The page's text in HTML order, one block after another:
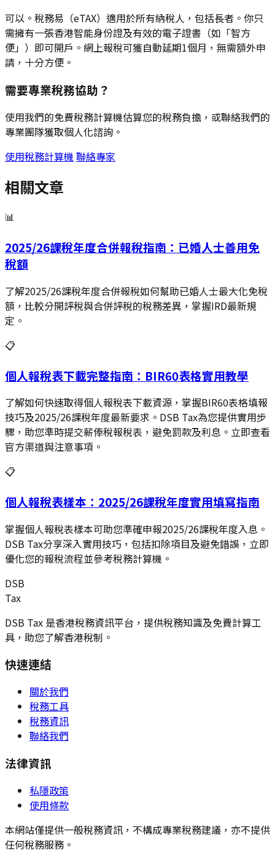
可以。稅務易（eTAX）適用於所有納稅人，包括長者。你只
需擁有一張香港智能身份證及有效的電子證書（如「智方
便」）即可開戶。網上報稅可獲自動延期1個月，無需額外申
請，十分方便。
需要專業稅務協助？
使用我們的免費稅務計算機估算您的稅務負擔，或聯絡我們的
專業團隊獲取個人化諮詢。
使用稅務計算機 聯絡專家
相關文章
📊
2025/26課稅年度合併報稅指南：已婚人士善用免
稅額
了解2025/26課稅年度合併報稅如何幫助已婚人士最大化免稅
額，比較分開評稅與合併評稅的稅務差異，掌握IRD最新規
定。
📋
個人報稅表下載完整指南：BIR60表格實用教學
了解如何快速取得個人報稅表下載資源，掌握BIR60表格填報
技巧及2025/26課稅年度最新要求。DSB Tax為您提供實用步
驟，助您準時提交薪俸稅報稅表，避免罰款及利息。立即查看
官方渠道與注意事項。
📋
個人報稅表樣本：2025/26課稅年度實用填寫指南
掌握個人報稅表樣本可助您準確申報2025/26課稅年度入息。
DSB Tax分享深入實用技巧，包括扣除項目及避免錯誤，立即
優化您的報稅流程並參考稅務計算機。
DSB
Tax
DSB Tax 是香港稅務資訊平台，提供稅務知識及免費計算工
具，助您了解香港稅制。
快速連結
關於我們
稅務工具
稅務資訊
聯絡我們
法律資訊
私隱政策
使用條款
本網站僅提供一般稅務資訊，不構成專業稅務建議，亦不提供
任何稅務服務。